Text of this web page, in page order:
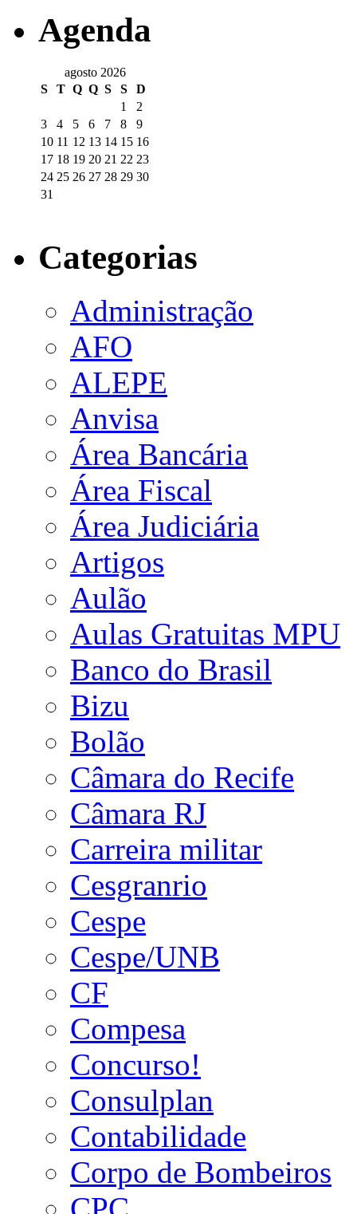
Agenda
agosto 2026
S
T Q Q S S
D
1
2
3
4 5 6 7 8
9
10 11 12 13 14 15 16
17 18 19 20 21 22 23
24 25 26 27 28 29 30
31
Categorias
Administração
AFO
ALEPE
Anvisa
Área Bancária
Área Fiscal
Área Judiciária
Artigos
Aulão
Aulas Gratuitas MPU
Banco do Brasil
Bizu
Bolão
Câmara do Recife
Câmara RJ
Carreira militar
Cesgranrio
Cespe
Cespe/UNB
CF
Compesa
Concurso!
Consulplan
Contabilidade
Corpo de Bombeiros